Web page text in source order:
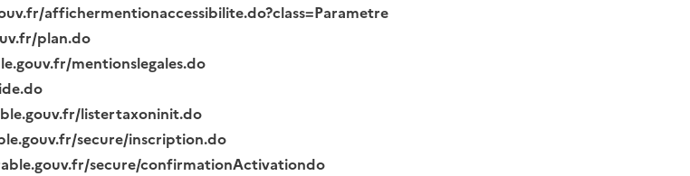
affichermentionaccessibilite.do?class=Parametre
plan.do
mentionslegales.do
listertaxoninit.do
secure/inscription.do
secure/confirmationActivationdo